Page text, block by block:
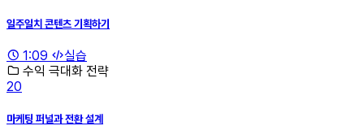
일주일치 콘텐츠 기획하기
1:09
실습
수익 극대화 전략
20
마케팅 퍼널과 전환 설계